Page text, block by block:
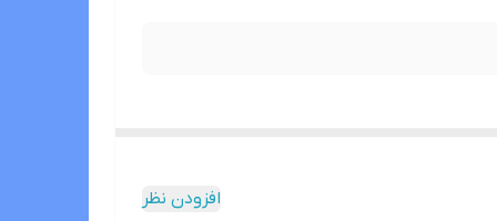
افزودن نظر